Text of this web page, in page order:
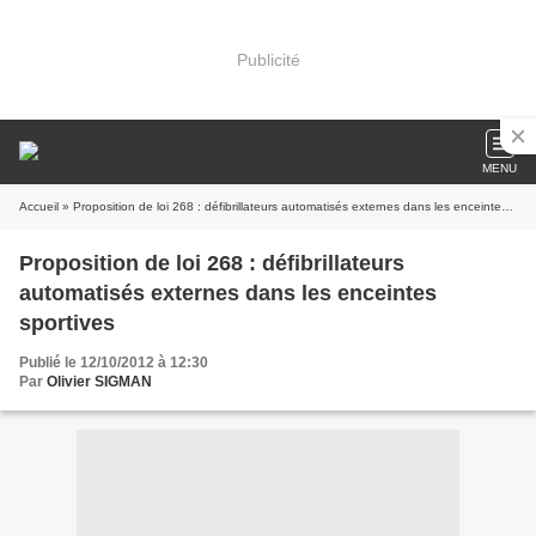
Publicité
MENU
Accueil » Proposition de loi 268 : défibrillateurs automatisés externes dans les enceintes sportives
Proposition de loi 268 : défibrillateurs
automatisés externes dans les enceintes
sportives
Publié le 12/10/2012 à 12:30
Par Olivier SIGMAN